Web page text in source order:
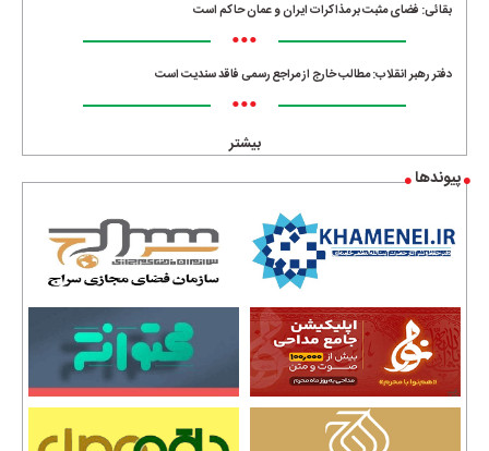
بقائی: فضای مثبت بر مذاکرات ایران و عمان حاکم است
•••
دفتر رهبر انقلاب: مطالب خارج از مراجع رسمی فاقد سندیت است
•••
بیشتر
پیوندها